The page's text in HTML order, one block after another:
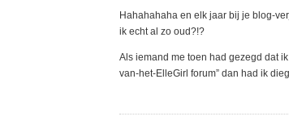
Hahahahaha en elk jaar bij je blog-
ik echt al zo oud?!?
Als iemand me toen had gezegd dat
van-het-ElleGirl forum” dan had ik